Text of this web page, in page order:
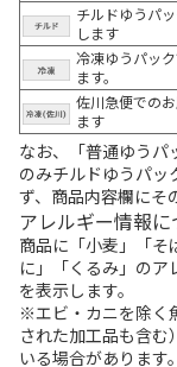
チルドゆうパ
します
冷凍ゆうパッ
ます。
佐川急便での
ます
なお、「普通ゆうパ
のみチルドゆうパッ
ず、商品内容欄にそ
アレルギー情報に
商品に「小麦」「そ
に」「くるみ」のア
を表示します。
※エビ・カニを除く
された加工品も含む
いる場合があります